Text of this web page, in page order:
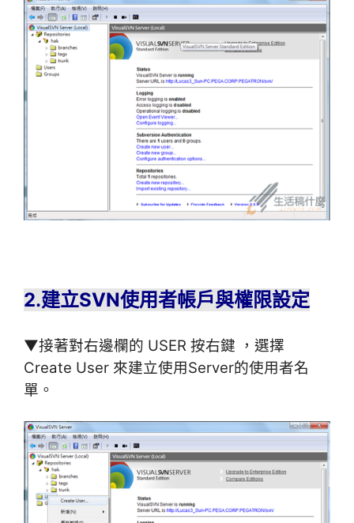
2.建立SVN使用者帳戶與權限設定
▼接著對右邊欄的 USER 按右鍵 ，選擇
Create User 來建立使用Server的使用者名
單。